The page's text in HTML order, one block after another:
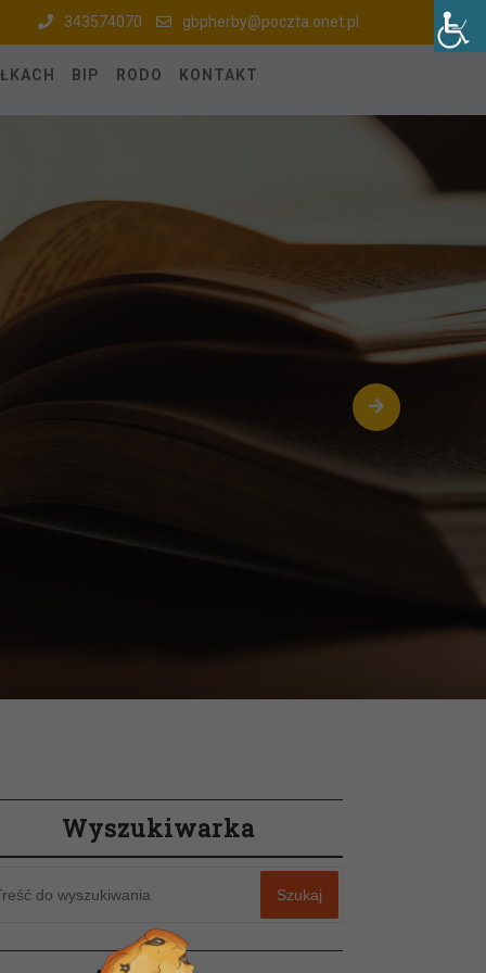
343574070 gbpherby@poczta.onet.pl
BIP RODO KONTAKT
Wyszukiwarka
Szukaj